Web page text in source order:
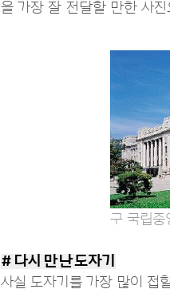
을 가장 잘 전달할 만한 사진
구 국립
# 다시 만난 도자기
사실 도자기를 가장 많이 접